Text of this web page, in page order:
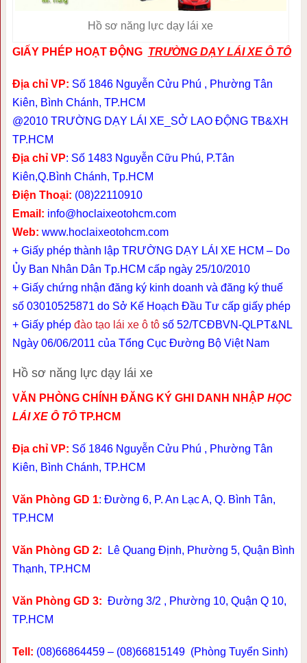
Hồ sơ năng lực dạy lái xe
GIẤY PHÉP HOẠT ĐỘNG TRƯỜNG DẠY LÁI XE Ô TÔ
Địa chỉ VP: Số 1846 Nguyễn Cửu Phú , Phường Tân
Kiên, Bình Chánh, TP.HCM
@2010 TRƯỜNG DẠY LÁI XE_SỞ LAO ĐỘNG TB&XH
TP.HCM
Địa chỉ VP: Số 1483 Nguyễn Cữu Phú, P.Tân
Kiên,Q.Bình Chánh, Tp.HCM
Điện Thoại: (08)22110910
Email: info@hoclaixeotohcm.com
Web: www.hoclaixeotohcm.com
+ Giấy phép thành lập TRƯỜNG DẠY LÁI XE HCM – Do
Ủy Ban Nhân Dân Tp.HCM cấp ngày 25/10/2010
+ Giấy chứng nhận đăng ký kinh doanh và đăng ký thuế
số 03010525871 do Sở Kế Hoạch Đầu Tư cấp giấy phép
+ Giấy phép đào tạo lái xe ô tôsố 52/TCĐBVN-QLPT&NL
Ngày 06/06/2011 của Tổng Cục Đường Bộ Việt Nam
Hồ sơ năng lực dạy lái xe
VĂN PHÒNG CHÍNH ĐĂNG KÝ GHI DANH NHẬP HỌC
LÁI XE Ô TÔTP.HCM
Địa chỉ VP: Số 1846 Nguyễn Cửu Phú , Phường Tân
Kiên, Bình Chánh, TP.HCM
Văn Phòng GD 1: Đường 6, P. An Lạc A, Q. Bình Tân,
TP.HCM
Văn Phòng GD 2: Lê Quang Định, Phường 5, Quận Bình
Thạnh, TP.HCM
Văn Phòng GD 3: Đường 3/2 , Phường 10, Quận Q 10,
TP.HCM
Tell: (08)66864459 – (08)66815149 (Phòng Tuyển Sinh)